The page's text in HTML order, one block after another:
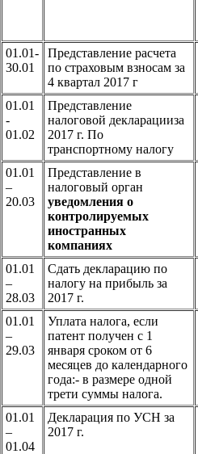
01.01-
30.01
Представление расчета
по страховым взносам за
4 квартал 2017 г
01.01
-
01.02
Представление
налоговой декларацииза
2017 г. По
транспортному налогу
01.01
–
20.03
Представление в
налоговый орган
уведомления о
контролируемых
иностранных
компаниях
01.01
–
28.03
Сдать декларацию по
налогу на прибыль за
2017 г.
01.01
–
29.03
Уплата налога, если
патент получен с 1
января сроком от 6
месяцев до календарного
года:- в размере одной
трети суммы налога.
01.01
–
01.04
Декларация по УСН за
2017 г.